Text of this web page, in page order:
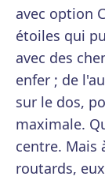
avec option
étoiles qui
avec des
enfer ; de
sur le dos,
maximale.
centre. Mais
routards,